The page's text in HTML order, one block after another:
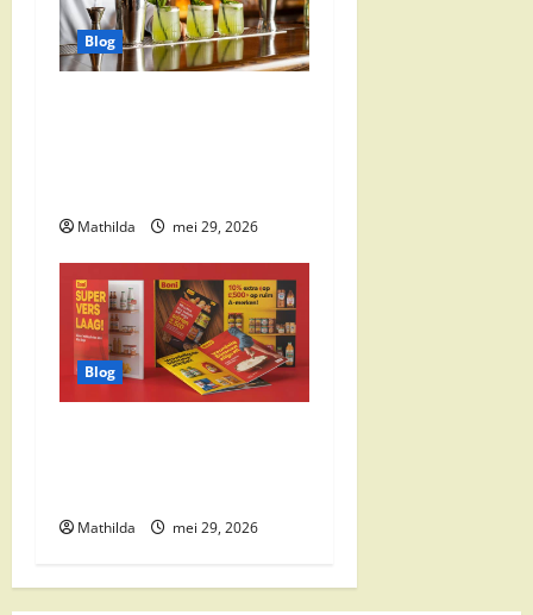
i
e
Blog
Mathilda mei 29, 2026
Blog
Mathilda mei 29, 2026